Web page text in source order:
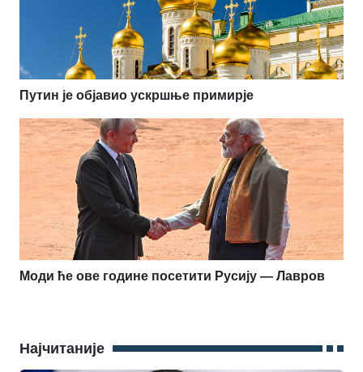
Путин је објавио ускршње примирје
Моди ће ове године посетити Русију — Лавров
Најчитаније